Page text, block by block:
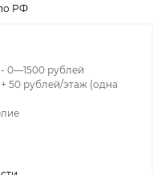
РФ
0—1500 рублей
50 рублей/этаж (одна